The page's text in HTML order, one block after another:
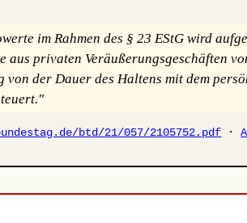
im Rahmen des § 23 EStG wird
aus privaten Veräußerungsgeschäften
der Dauer des Haltens mit dem
btd/21/057/2105752.pdf ·